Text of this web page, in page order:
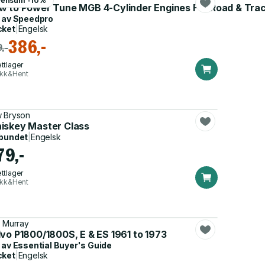
to Power Tune MGB 4-Cylinder Engines For Road &
avSpeedpro
| Engelsk
386,-
Bryson
Master Class
|Engelsk
Murray
P1800/1800S, E & ES 1961 to 1973
av Essential Buyer's Guide
| Engelsk